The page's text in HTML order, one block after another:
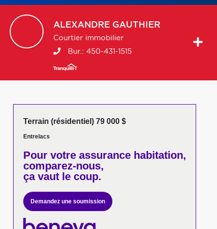
ALEXANDRE GAUTHIER
Courtier immobilier
Bur.: 450-431-1515
Terrain (résidentiel) 79 000 $
Entrelacs
Pour votreassurance habitation,
comparez-nous,
ça vaut le coup.
Demandez une soumission